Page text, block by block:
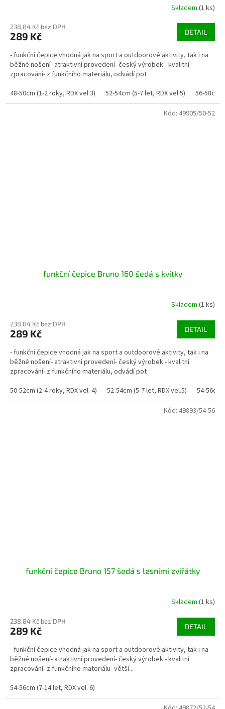
Skladem (1 ks)
238,84 Kč bez DPH
289 Kč DETAIL
- funkční čepice vhodná jak na sport a outdoorové aktivity, tak i na
běžné nošení- atraktivní provedení- český výrobek - kvalitní
zpracování- z funkčního materiálu, odvádí pot
48-50cm (1-2 roky, RDX vel.3)
52-54cm (5-7 let, RDX vel.5) 56-58cm
funkční čepice Bruno 160 šedá s kvítky
Skladem (1 ks)
238,84 Kč bez DPH
289 Kč DETAIL
- funkční čepice vhodná jak na sport a outdoorové aktivity, tak i na
běžné nošení- atraktivní provedení- český výrobek - kvalitní
zpracování- z funkčního materiálu, odvádí pot
50-52cm (2-4 roky, RDX vel. 4)
52-54cm (5-7 let, RDX vel.5) 54-56cm
Kód: 49905/50-52
funkční čepice Bruno 157 šedá s lesními zvířátky
Skladem (1 ks)
238,84 Kč bez DPH
289 Kč DETAIL
- funkční čepice vhodná jak na sport a outdoorové aktivity, tak i na
běžné nošení- atraktivní provedení- český výrobek - kvalitní
zpracování- z funkčního materiálu- větší...
54-56cm (7-14 let, RDX vel. 6)
Kód: 49893/54-56